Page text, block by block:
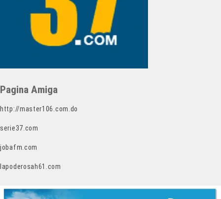
Pagina Amiga
http://master106.com.do
serie37.com
jobafm.com
lapoderosah61.com